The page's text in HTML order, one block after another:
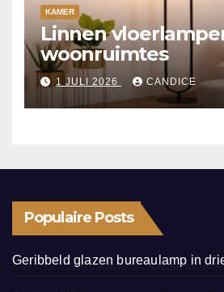
KAMER
Linnen
woonruimtes
1 JULI 2026 CANDICE
Populaire Posts
Geribbeld glazen bureaulamp in